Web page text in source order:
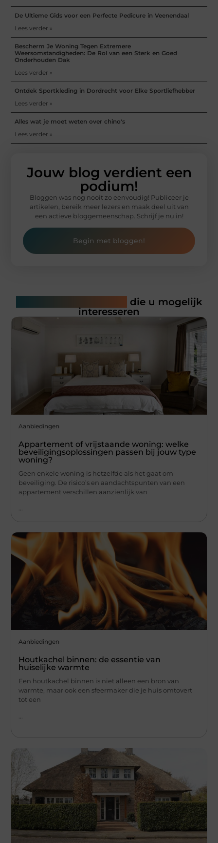
De Ultieme Gids voor een Perfecte Pedicure in Veenendaal
Lees verder »
Bescherm Je Woning Tegen Extremere
Weersomstandigheden: De Rol van een Sterk en Goed
Onderhouden Dak
Lees verder »
Ontdek Sportkleding in Dordrecht voor Elke Sportliefhebber
Lees verder »
Alles wat je moet weten over chino's
Lees verder »
Jouw blog verdient een
podium!
Bloggen was nog nooit zo eenvoudig! Publiceer je
artikelen, bereik meer lezers en maak deel uit van
een actieve bloggemeenschap. Schrijf je nu in!
Begin met bloggen!
die u mogelijk
interesseren
Aanbiedingen
Appartement of vrijstaande woning: welke
beveiligingsoplossingen passen bij jouw type
woning?
Geen enkele woning is hetzelfde als het gaat om
beveiliging. De risico’s en aandachtspunten van een
appartement verschillen aanzienlijk van
...
Aanbiedingen
Houtkachel binnen: de essentie van
huiselijke warmte
Een houtkachel binnen is niet alleen een bron van
warmte, maar ook een sfeermaker die je huis omtovert
tot een